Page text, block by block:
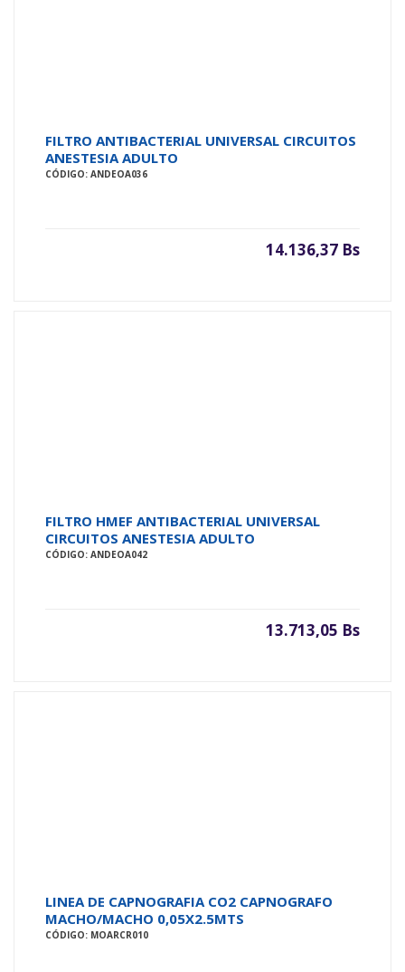
FILTRO ANTIBACTERIAL UNIVERSAL CIRCUITOS
ANESTESIA ADULTO
CÓDIGO: ANDEOA036
14.136,37 Bs
FILTRO HMEF ANTIBACTERIAL UNIVERSAL
CIRCUITOS ANESTESIA ADULTO
CÓDIGO: ANDEOA042
13.713,05 Bs
LINEA DE CAPNOGRAFIA CO2 CAPNOGRAFO
MACHO/MACHO 0,05X2.5MTS
CÓDIGO: MOARCR010